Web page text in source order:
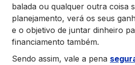
balada ou qualquer outra coisa
planejamento, verá os seus
e o objetivo de juntar dinheiro
financiamento também.
Sendo assim, vale a pena